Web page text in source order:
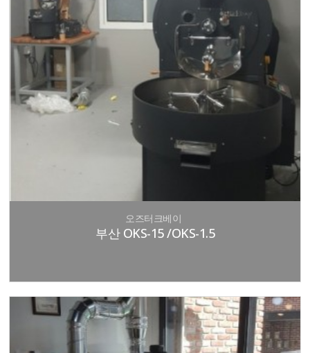
오즈터크베이
부산 OKS-15 /OKS-1.5